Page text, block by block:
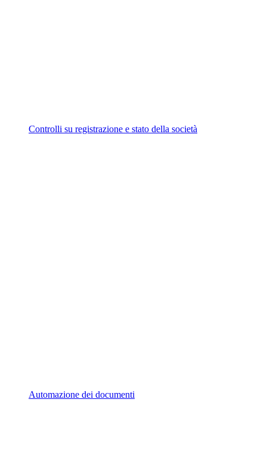
Controlli su registrazione e stato della società
Automazione dei documenti